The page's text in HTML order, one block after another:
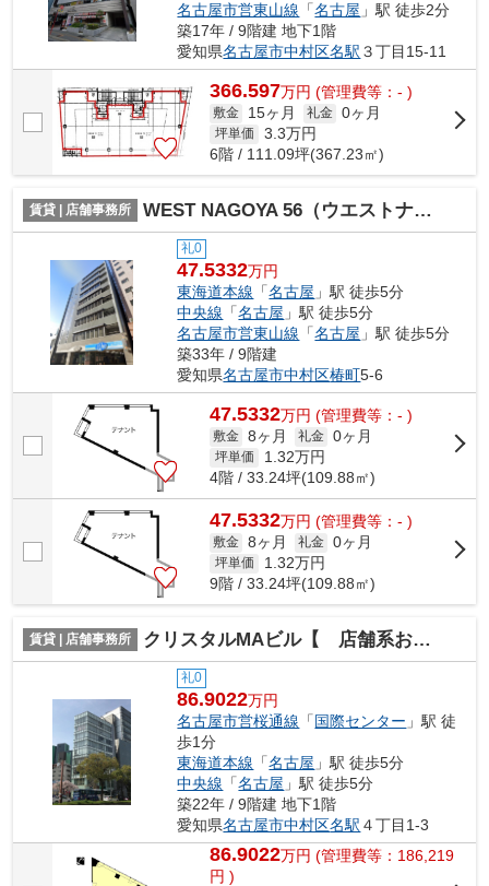
名古屋市営東山線 「名古屋 」駅 徒歩2分
築17年 / 9階建 地下1階
愛知県名古屋市中村区名駅 ３丁目15-11
366.597万円 (管理費等：- )
敷金 15ヶ月 礼金 0ヶ月
坪単価 3.3万円
6階 / 111.09坪(367.23㎡)
賃貸 | 店舗事務所 WEST NAGOYA 56（ウエストナゴヤ56）【 店舗系おすすめ 】
礼0
47.5332万円
東海道本線 「名古屋 」駅 徒歩5分
中央線 「名古屋 」駅 徒歩5分
名古屋市営東山線 「名古屋 」駅 徒歩5分
築33年 / 9階建
愛知県名古屋市中村区椿町5-6
47.5332万円 (管理費等：- )
敷金 8ヶ月 礼金 0ヶ月
坪単価 1.32万円
4階 / 33.24坪(109.88㎡)
47.5332万円 (管理費等：- )
敷金 8ヶ月 礼金 0ヶ月
坪単価 1.32万円
9階 / 33.24坪(109.88㎡)
賃貸 | 店舗事務所 クリスタルMAビル【 店舗系おすすめ 】
礼0
86.9022万円
名古屋市営桜通線 「国際センター 」駅 徒
歩1分
東海道本線 「名古屋 」駅 徒歩5分
中央線 「名古屋 」駅 徒歩5分
築22年 / 9階建 地下1階
愛知県名古屋市中村区名駅 ４丁目1-3
86.9022万円 (管理費等：186,219
円 )